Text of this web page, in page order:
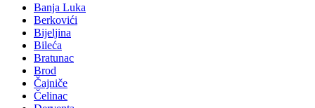
Banja Luka
Berkovići
Bijeljina
Bileća
Bratunac
Brod
Čajniče
Čelinac